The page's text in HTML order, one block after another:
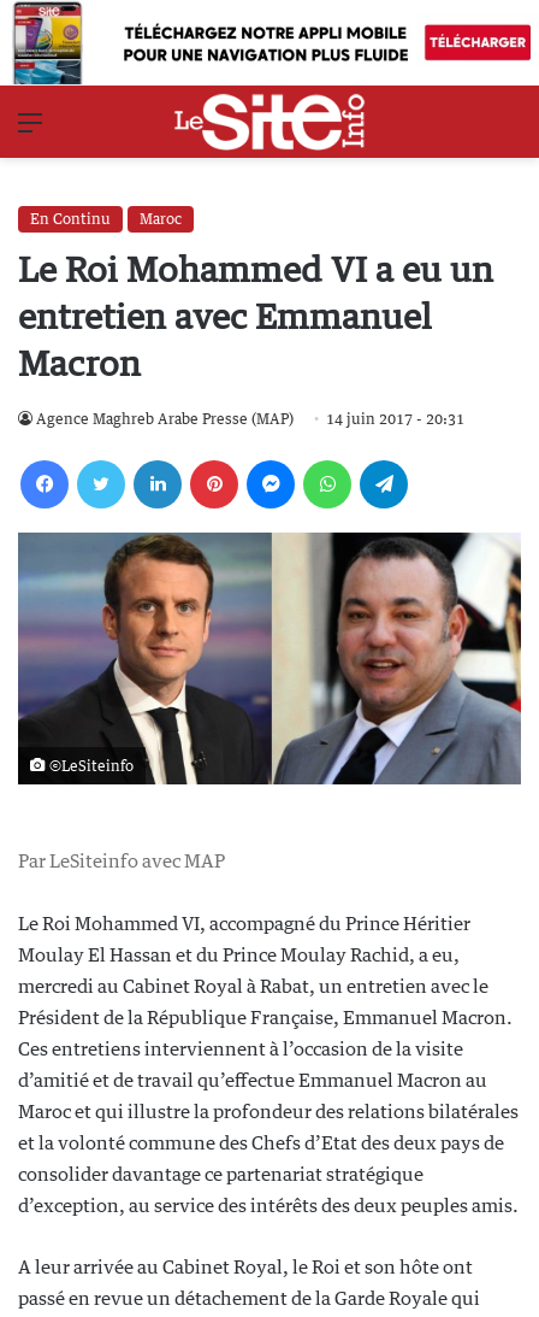
En Continu Maroc
Le Roi Mohammed VI a eu un
entretien avec Emmanuel
Macron
Agence Maghreb Arabe Presse (MAP) 14 juin 2017 - 20:31
©LeSiteinfo
Par LeSiteinfo avec MAP
Le Roi Mohammed VI, accompagné du Prince Héritier
Moulay El Hassan et du Prince Moulay Rachid, a eu,
mercredi au Cabinet Royal à Rabat, un entretien avec le
Président de la République Française, Emmanuel Macron.
Ces entretiens interviennent à l’occasion de la visite
d’amitié et de travail qu’effectue Emmanuel Macron au
Maroc et qui illustre la profondeur des relations bilatérales
et la volonté commune des Chefs d’Etat des deux pays de
consolider davantage ce partenariat stratégique
d’exception, au service des intérêts des deux peuples amis.
A leur arrivée au Cabinet Royal, le Roi et son hôte ont
passé en revue un détachement de la Garde Royale qui